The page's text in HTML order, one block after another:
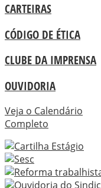
CARTEIRAS
CÓDIGO DE ÉTICA
CLUBE DA IMPRENSA
OUVIDORIA
Veja o Calendário
Completo